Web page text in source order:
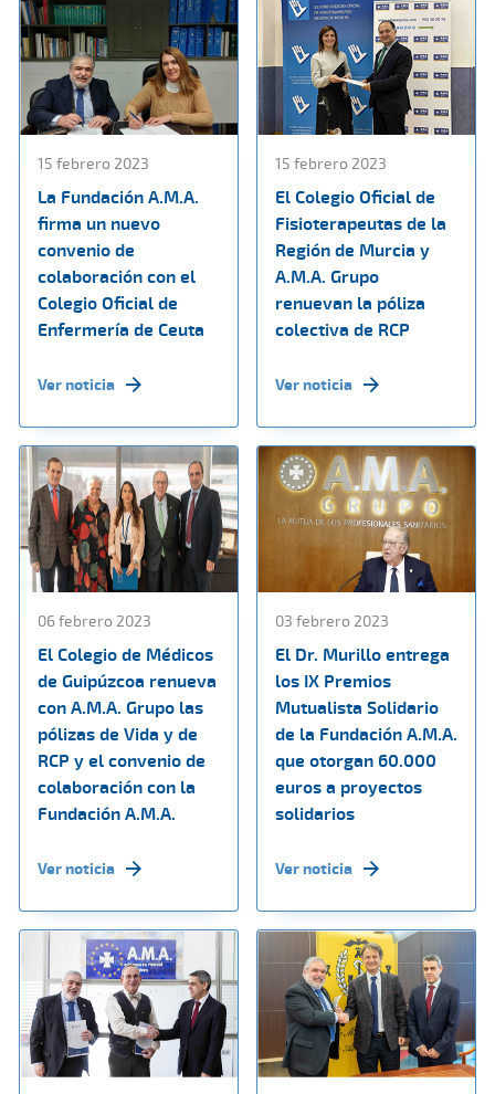
15 febrero 2023
La Fundación A.M.A.
firma un nuevo
convenio de
colaboración con el
Colegio Oficial de
Enfermería de Ceuta
Ver noticia
15 febrero 2023
El Colegio Oficial de
Fisioterapeutas de la
Región de Murcia y
A.M.A. Grupo
renuevan la póliza
colectiva de RCP
Ver noticia
06 febrero 2023
El Colegio de Médicos
de Guipúzcoa renueva
con A.M.A. Grupo las
pólizas de Vida y de
RCP y el convenio de
colaboración con la
Fundación A.M.A.
Ver noticia
03 febrero 2023
El Dr. Murillo entrega
los IX Premios
Mutualista Solidario
de la Fundación A.M.A.
que otorgan 60.000
euros a proyectos
solidarios
Ver noticia